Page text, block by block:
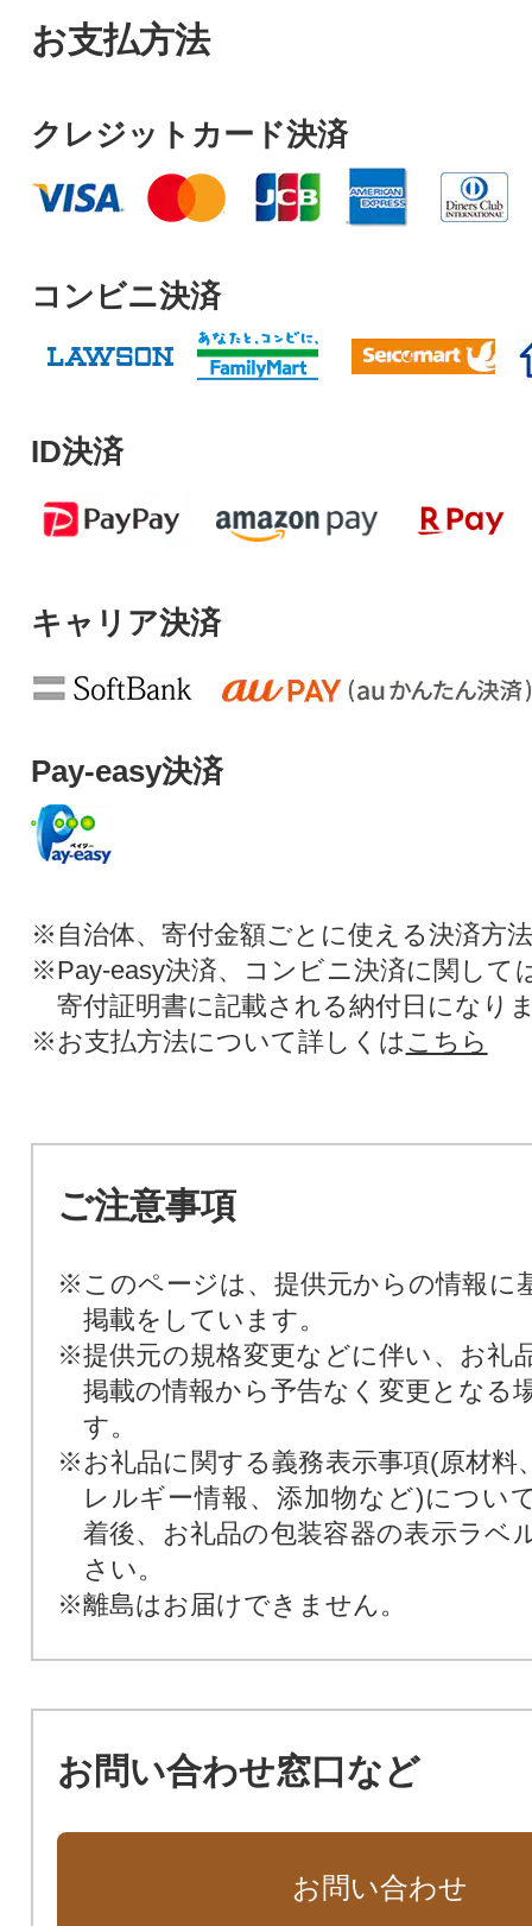
お支払方法
クレジットカード決済
コンビニ決済
ID決済
キャリア決済
Pay-easy決済
※自治体、寄付金額ごとに使える決済方
※Pay-easy決済、コンビニ決済に関して
寄付証明書に記載される納付日になり
※お支払方法について詳しくは こちら
ご注意事項
※このページは、提供元からの情報に
掲載をしています。
※提供元の規格変更などに伴い、お礼
掲載の情報から予告なく変更となる
す。
※お礼品に関する義務表示事項(原材料
レルギー情報、添加物など)につい
着後、お礼品の包装容器の表示ラベ
さい。
※離島はお届けできません。
お問い合わせ窓口など
お問い合わせ